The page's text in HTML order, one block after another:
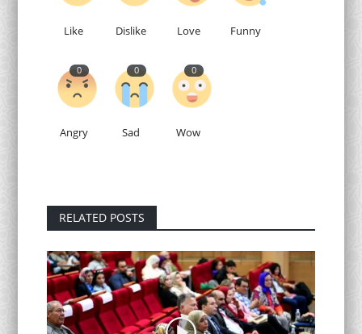
Like Dislike Love Funny
0
Angry
0
Sad
0
Wow
RELATED POSTS